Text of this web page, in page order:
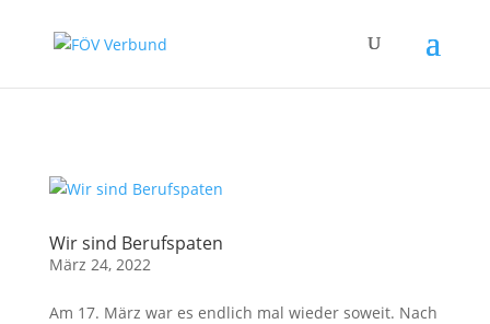
Wir sind Berufspaten
März 24, 2022
Am 17. März war es endlich mal wieder soweit. Nach